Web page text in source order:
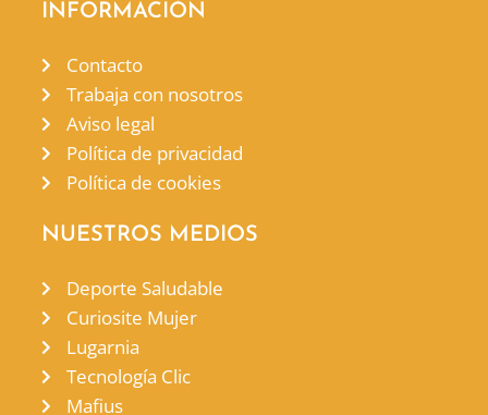
INFORMACIÓN
Contacto
Trabaja con nosotros
Aviso legal
Política de privacidad
Política de cookies
NUESTROS MEDIOS
Deporte Saludable
Curiosite Mujer
Lugarnia
Tecnología Clic
Mafius